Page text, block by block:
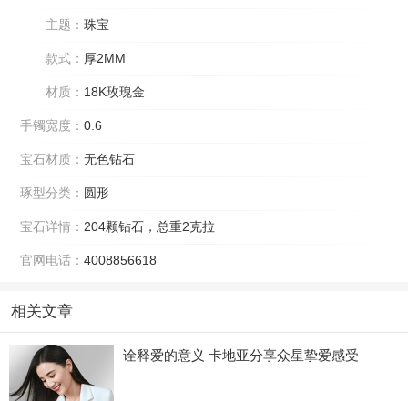
主题： 珠宝
款式： 厚2MM
材质： 18K玫瑰金
手镯宽度： 0.6
宝石材质： 无色钻石
琢型分类： 圆形
宝石详情： 204颗钻石，总重2克拉
官网电话： 4008856618
相关文章
诠释爱的意义 卡地亚分享众星挚爱感受